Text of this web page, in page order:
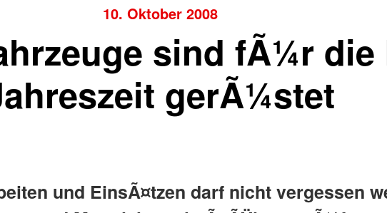
10. Oktober 2008
sind fÃ¼r die
gerÃ¼stet
und EinsÃ¤tzen darf nicht vergessen